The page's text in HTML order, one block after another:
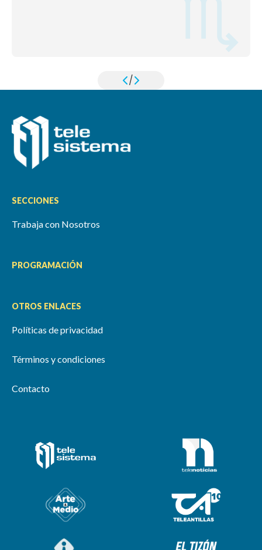
/
SECCIONES
Trabaja con Nosotros
PROGRAMACIÓN
OTROS ENLACES
Políticas de privacidad
Términos y condiciones
Contacto